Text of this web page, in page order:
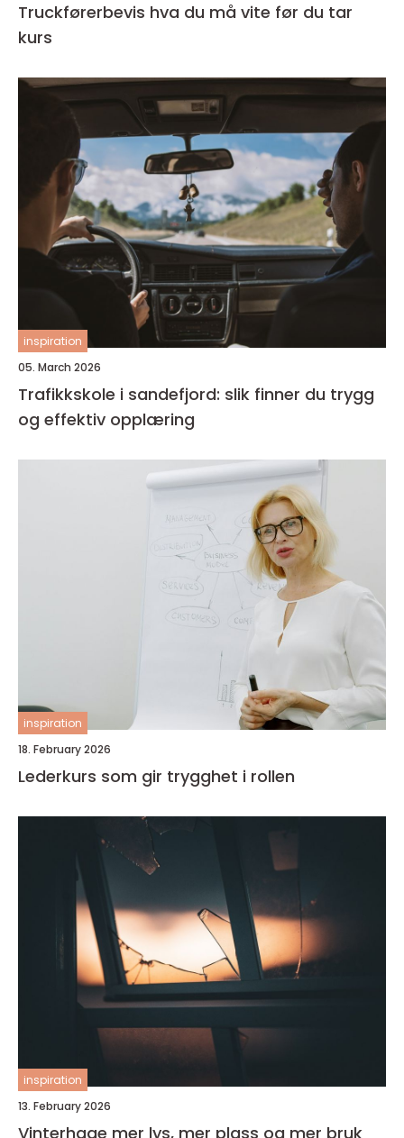
Truckførerbevis hva du må vite før du tar
kurs
inspiration
05. March 2026
Trafikkskole i sandefjord: slik finner du trygg
og effektiv opplæring
inspiration
18. February 2026
Lederkurs som gir trygghet i rollen
inspiration
13. February 2026
Vinterhage mer lys, mer plass og mer bruk